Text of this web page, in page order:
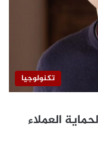
تكنولوجيا
العملاء